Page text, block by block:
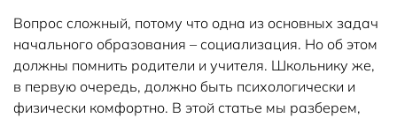
Вопрос сложный, потому что одна из основных задач
начального образования – социализация. Но об этом
должны помнить родители и учителя. Школьнику же,
в первую очередь, должно быть психологически и
физически комфортно. В этой статье мы разберем,